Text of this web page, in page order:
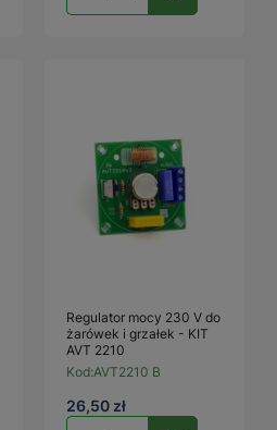
Regulator mocy 230 V do
żarówek i grzałek - KIT
AVT 2210
Kod:AVT2210 B
26,50 zł